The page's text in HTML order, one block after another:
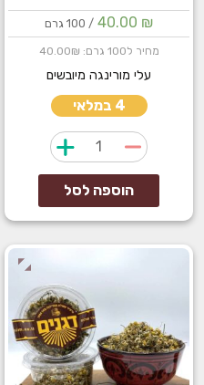
40.00 ₪ / 100 גרם
מחיר ל100 גרם: 40.00₪
עלי מורינגה מיובשים
4 במלאי
כמות
של
עלי
מורינגה
מיובשים
הוספה לסל